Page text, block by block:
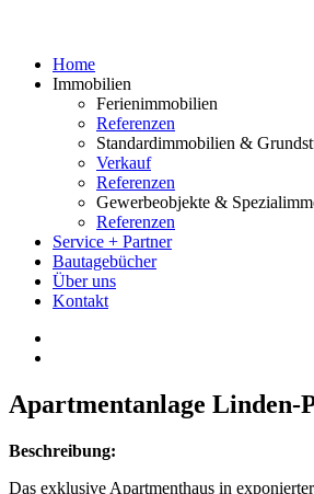
Home
Immobilien
Ferienimmobilien
Referenzen
Standardimmobilien &
Verkauf
Referenzen
Gewerbeobjekte &
Referenzen
Service + Partner
Bautagebücher
Über uns
Kontakt
Apartmentanlage Linden-
Beschreibung:
Das exklusive Apartmenthaus in